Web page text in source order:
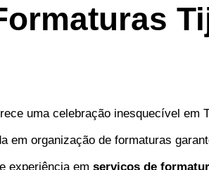
uma celebração inesquecível em
em organização de formaturas
experiência em serviços de